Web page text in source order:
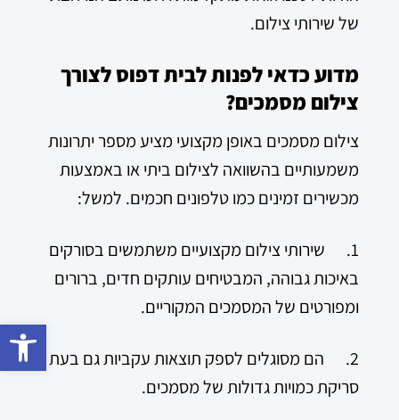
פתח
של שירותי צילום.
מדוע כדאי לפנות לבית דפוס לצורך
צילום מסמכים?
צילום מסמכים באופן מקצועי מציע מספר יתרונות
משמעותיים בהשוואה לצילום ביתי או באמצעות
מכשירים זמינים כמו טלפונים חכמים. למשל:
1. שירותי צילום מקצועיים משתמשים בסורקים
באיכות גבוהה, המבטיחים עותקים חדים, ברורים
ומפורטים של המסמכים המקוריים.
2. הם מסוגלים לספק תוצאות עקביות גם בעת
סריקת כמויות גדולות של מסמכים.